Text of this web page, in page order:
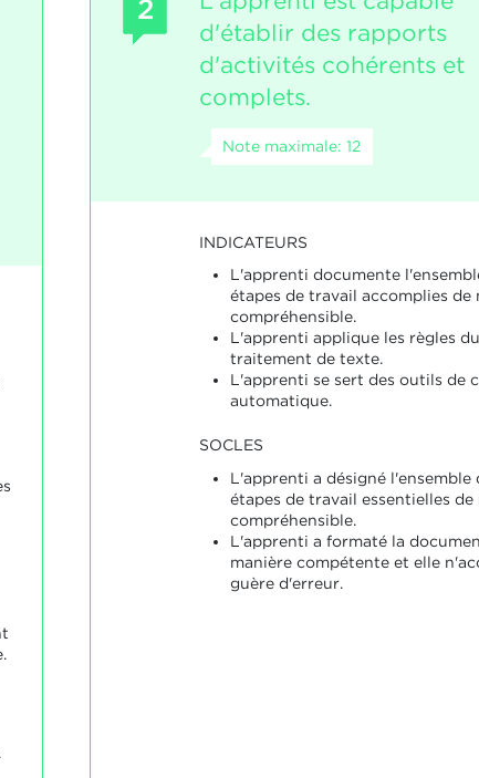
2
d'établir des rapports
d'activités cohérents et
complets.
Note maximale: 12
INDICATEURS
L'apprenti documente
étapes de travail accomplies de
compréhensible.
L'apprenti applique les règles du
traitement de texte.
L'apprenti se sert des outils de
automatique.
SOCLES
L'apprenti a désigné l'ensemble
étapes de travail essentielles de
compréhensible.
L'apprenti a formaté la
manière compétente et elle
guère d'erreur.